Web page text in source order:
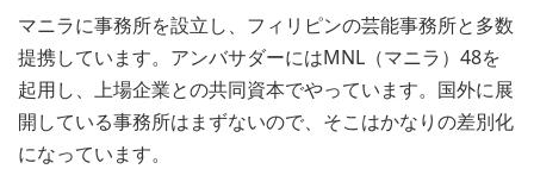
マニラに事務所を設立し、フィリピンの芸能事務所と多数
提携しています。アンバサダーにはMNL（マニラ）48を
起用し、上場企業との共同資本でやっています。国外に展
開している事務所はまずないので、そこはかなりの差別化
になっています。